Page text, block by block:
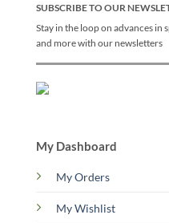
SUBSCRIBE TO OUR
Stay in the loop on advances in
and more with our newsletters
My Dashboard
My Orders
My Wishlist